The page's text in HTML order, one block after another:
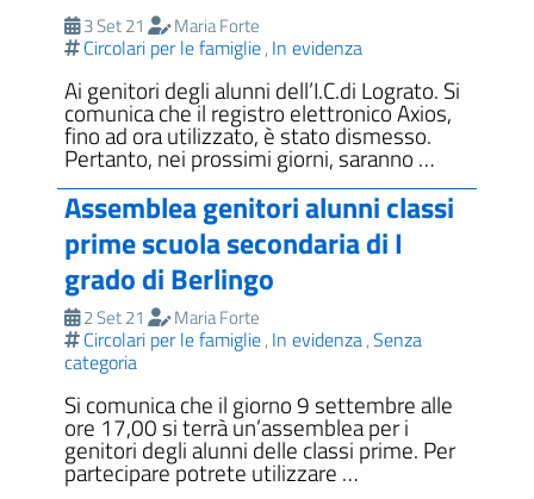
3 Set 21 Maria Forte
Circolari per le famiglie, In evidenza
Ai genitori degli alunni dell’I.C.di Lograto. Si
comunica che il registro elettronico Axios,
fino ad ora utilizzato, è stato dismesso.
Pertanto, nei prossimi giorni, saranno …
Assemblea genitori alunni classi
prime scuola secondaria di I
grado di Berlingo
2 Set 21 Maria Forte
Circolari per le famiglie, In evidenza,Senza
categoria
Si comunica che il giorno 9 settembre alle
ore 17,00 si terrà un’assemblea per i
genitori degli alunni delle classi prime. Per
partecipare potrete utilizzare …